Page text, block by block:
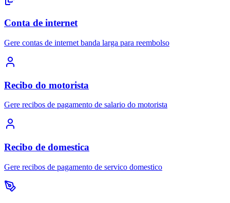
Conta de internet
Gere contas de internet banda larga para reembolso
Recibo do motorista
Gere recibos de pagamento de salario do motorista
Recibo de domestica
Gere recibos de pagamento de servico domestico